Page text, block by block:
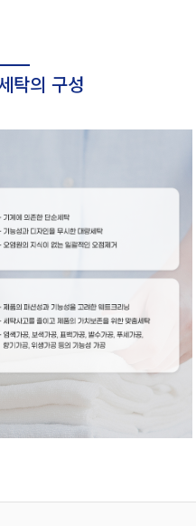
탁의 구성